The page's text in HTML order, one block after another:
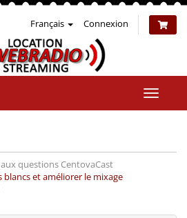
Français Connexion
la
questions CentovaCast
et améliorer le mixage